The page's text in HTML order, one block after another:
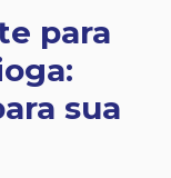
para
sua